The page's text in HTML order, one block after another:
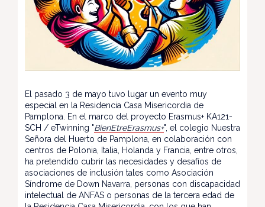
El pasado 3 de mayo tuvo lugar un evento muy
especial en la Residencia Casa Misericordia de
Pamplona. En el marco del proyecto Erasmus+ KA121-
SCH / eTwinning "BienEtreErasmus+", el colegio Nuestra
Señora del Huerto de Pamplona, en colaboración con
centros de Polonia, Italia, Holanda y Francia, entre otros,
ha pretendido cubrir las necesidades y desafíos de
asociaciones de inclusión tales como Asociación
Síndrome de Down Navarra, personas con discapacidad
intelectual de ANFAS o personas de la tercera edad de